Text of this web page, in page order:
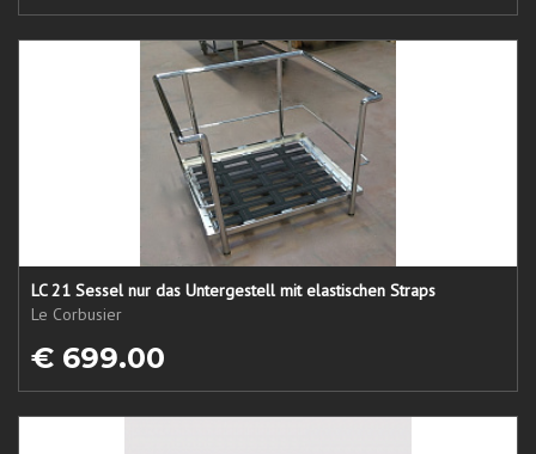
LC 21 Sessel nur das Untergestell mit elastischen Straps
Le Corbusier
€ 699.00